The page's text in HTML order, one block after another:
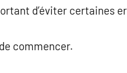
d’éviter certaines
commencer.